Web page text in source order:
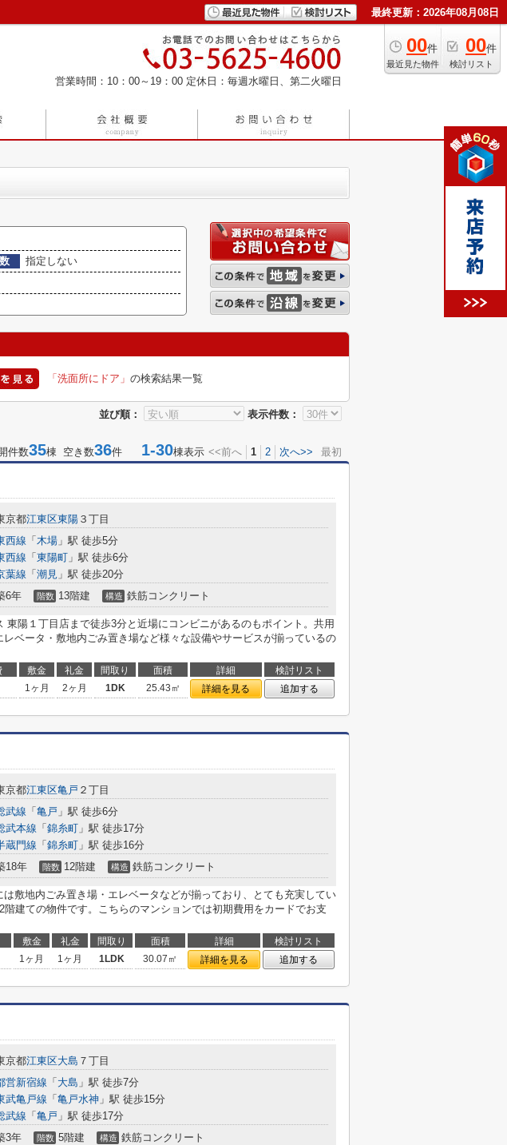
最終更新：2026年08月08日
00件
最近見た物件
00件
検討リスト
営業時間：10：00～19：00 定休日：毎週水曜日、第二火曜日
指定しない
「洗面所にドア」 の検索結果一覧
並び順： 表示件数：
件数35棟 空き数36件 1-30棟表示 <<前へ 1 2 次へ>> 最初
京都江東区東陽 ３丁目
西線 「 木場 」駅 徒歩5分
西線 「 東陽町 」駅 徒歩6分
葉線 「 潮見 」駅 徒歩20分
6年 階数 13階建 構造 鉄筋コンクリート
東陽１丁目店まで徒歩3分と近場にコンビニがあるのもポイント。共用
レベータ・敷地内ごみ置き場など様々な設備やサービスが揃っているの
敷金 礼金 間取り 面積 詳細
検討リスト
1ヶ月 2ヶ月 1DK 25.43㎡ 詳細を見る 追加する
京都江東区亀戸 ２丁目
武線 「 亀戸 」駅 徒歩6分
武本線 「 錦糸町 」駅 徒歩17分
蔵門線 「 錦糸町 」駅 徒歩16分
18年 階数 12階建 構造 鉄筋コンクリート
は敷地内ごみ置き場・エレベータなどが揃っており、とても充実してい
階建ての物件です。こちらのマンションでは初期費用をカードでお支
敷金 礼金 間取り 面積 詳細
検討リスト
1ヶ月 1ヶ月 1LDK 30.07㎡ 詳細を見る 追加する
京都江東区大島 ７丁目
営新宿線 「 大島 」駅 徒歩7分
武亀戸線 「 亀戸水神 」駅 徒歩15分
武線 「 亀戸 」駅 徒歩17分
3年 階数 5階建 構造 鉄筋コンクリート